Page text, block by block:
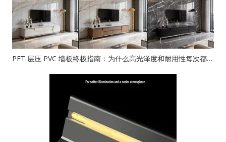
PET 层压 PVC 墙板终极指南：为什么高光泽度和耐用性每次都会获胜